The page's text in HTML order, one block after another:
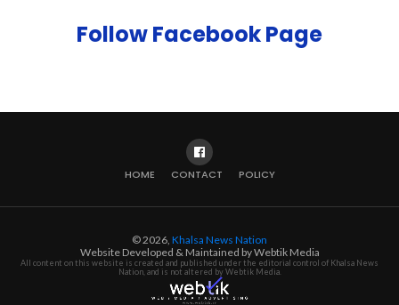
Follow Facebook Page
HOME CONTACT POLICY
© 2026, Khalsa News Nation
Website Developed & Maintained by Webtik Media
All content on this website is created and published under the editorial control of Khalsa News
Nation, and is not altered by Webtik Media.